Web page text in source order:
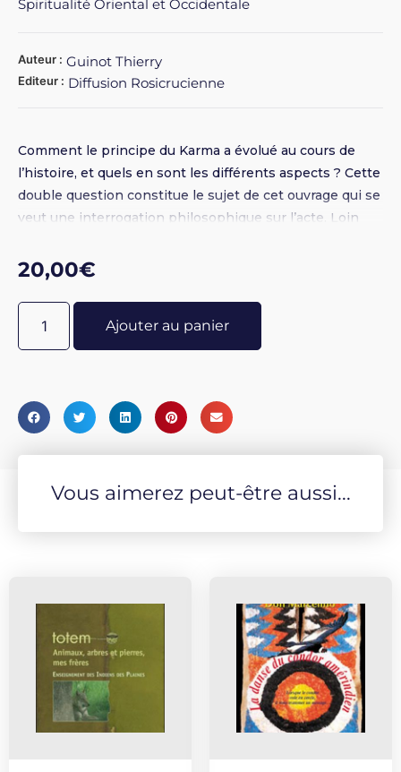
Spiritualité Oriental et Occidentale
Auteur : Guinot Thierry
Editeur : Diffusion Rosicrucienne
Comment le principe du Karma a évolué au cours de
l’histoire, et quels en sont les différents aspects ? Cette
double question constitue le sujet de cet ouvrage qui se
veut une interrogation philosophique sur l’acte. Loin
abondamment présentées ici ou là, le problème du
karma se trouve ainsi posé dans sa diversité, mais
également dans son universalité.
20,00€
Ajouter au panier
Vous aimerez peut-être aussi...